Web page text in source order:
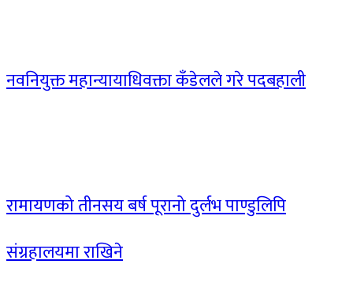
नवनियुक्त महान्यायाधिवक्ता कँडेलले गरे पदबहाली
रामायणको तीनसय बर्ष पूरानो दुर्लभ पाण्डुलिपि
संग्रहालयमा राखिने